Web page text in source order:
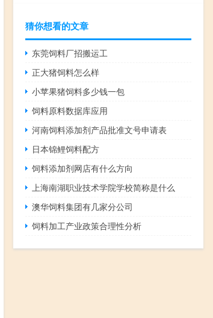
猜你想看的文章
东莞饲料厂招搬运工
正大猪饲料怎么样
小苹果猪饲料多少钱一包
饲料原料数据库应用
河南饲料添加剂产品批准文号申请表
日本锦鲤饲料配方
饲料添加剂网店有什么方向
上海南湖职业技术学院学校简称是什么
澳华饲料集团有几家分公司
饲料加工产业政策合理性分析